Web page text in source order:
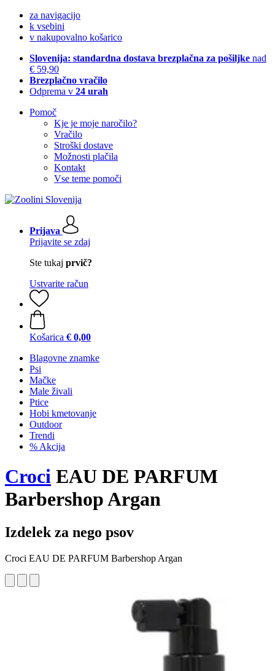
za navigacijo
k vsebini
v nakupovalno košarico
Slovenija: standardna dostava brezplačna za pošiljke nad
€ 59,90
Brezplačno vračilo
Odprema v 24 urah
Pomoč
Kje je moje naročilo?
Vračilo
Stroški dostave
Možnosti plačila
Kontakt
Vse teme pomoči
Prijava
Prijavite se zdaj
Ste tukaj prvič?
Ustvarite račun
Košarica € 0,00
Blagovne znamke
Psi
Mačke
Male živali
Ptice
Hobi kmetovanje
Outdoor
Trendi
% Akcija
Croci EAU DE PARFUM
Barbershop Argan
Izdelek za nego psov
Croci EAU DE PARFUM Barbershop Argan